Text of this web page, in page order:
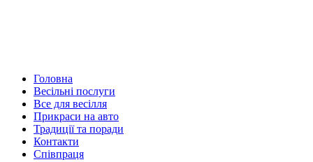
Головна
Весільні послуги
Все для весілля
Прикраси на авто
Традиції та поради
Контакти
Співпраця